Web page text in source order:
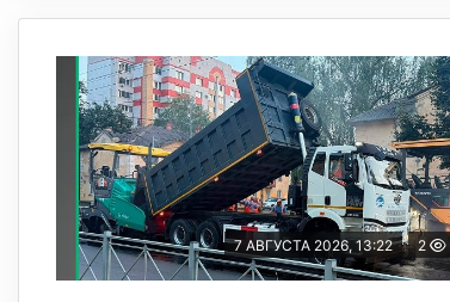
7 АВГУСТА 2026, 13:22 2